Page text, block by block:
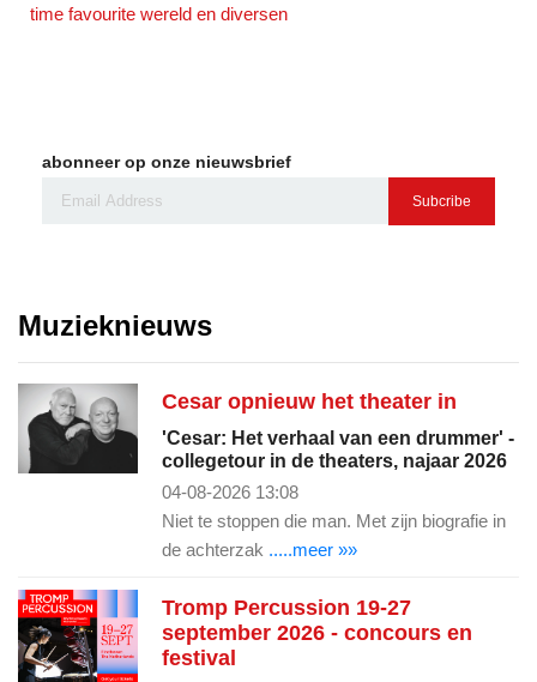
time favourite wereld en diversen
abonneer op onze nieuwsbrief
Subcribe
Muzieknieuws
Cesar opnieuw het theater in
'Cesar: Het verhaal van een drummer' -
collegetour in de theaters, najaar 2026
04-08-2026 13:08
Niet te stoppen die man. Met zijn biografie in
de achterzak .....meer »»
Tromp Percussion 19-27
september 2026 - concours en
festival